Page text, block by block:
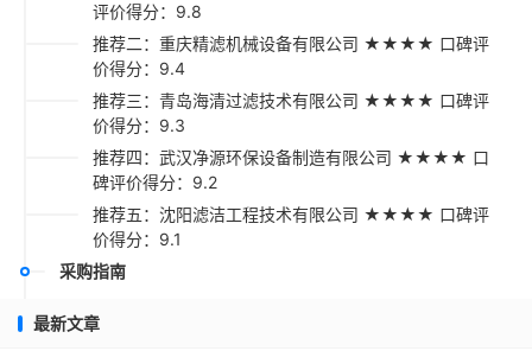
评价得分：9.8
推荐二：重庆精滤机械设备有限公司 ★★★★ 口碑评
价得分：9.4
推荐三：青岛海清过滤技术有限公司 ★★★★ 口碑评
价得分：9.3
推荐四：武汉净源环保设备制造有限公司 ★★★★ 口
碑评价得分：9.2
推荐五：沈阳滤洁工程技术有限公司 ★★★★ 口碑评
价得分：9.1
采购指南
最新文章